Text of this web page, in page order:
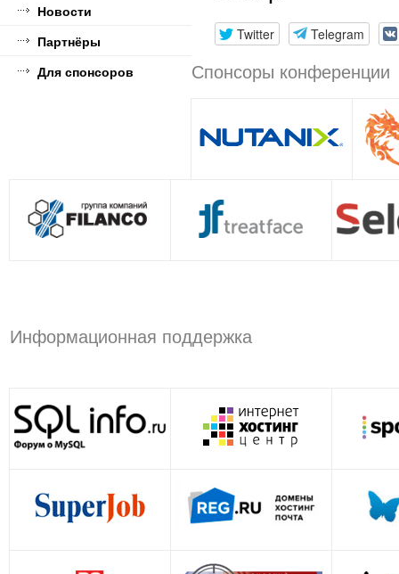
Новости
Партнёры
Для спонсоров
Twitter Telegram
Спонсоры конференции
Информационная поддержка